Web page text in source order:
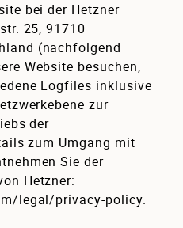
bei der Hetzner
25, 91710
(nachfolgend
Website besuchen,
Logfiles inklusive
zur
der
zum Umgang mit
Sie der
Hetzner:
legal/privacy-policy.